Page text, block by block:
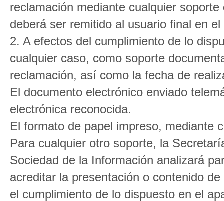
reclamación mediante cualquier
deberá ser remitido al usuario final en
2. A efectos del cumplimiento de lo
cualquier caso, como soporte
reclamación, así como la fecha de
El documento electrónico enviado
electrónica reconocida.
El formato de papel impreso, mediante
Para cualquier otro soporte, la
Sociedad de la Información analizará
acreditar la presentación o contenido
el cumplimiento de lo dispuesto en el